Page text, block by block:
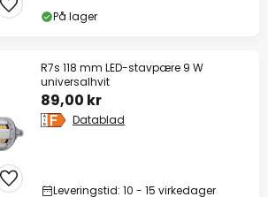
På lager
R7s 118 mm LED-stavpære 9 W
universalhvit
89,00 kr
Datablad
Leveringstid: 10 - 15 virkedager